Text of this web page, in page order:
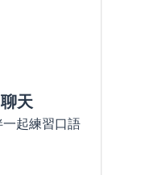
天
起練習口語